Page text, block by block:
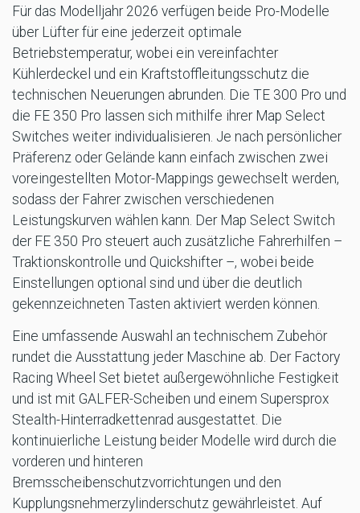
Für das Modelljahr 2026 verfügen beide Pro-Modelle
über Lüfter für eine jederzeit optimale
Betriebstemperatur, wobei ein vereinfachter
Kühlerdeckel und ein Kraftstoffleitungsschutz die
technischen Neuerungen abrunden. Die TE 300 Pro und
die FE 350 Pro lassen sich mithilfe ihrer Map Select
Switches weiter individualisieren. Je nach persönlicher
Präferenz oder Gelände kann einfach zwischen zwei
voreingestellten Motor-Mappings gewechselt werden,
sodass der Fahrer zwischen verschiedenen
Leistungskurven wählen kann. Der Map Select Switch
der FE 350 Pro steuert auch zusätzliche Fahrerhilfen –
Traktionskontrolle und Quickshifter –, wobei beide
Einstellungen optional sind und über die deutlich
gekennzeichneten Tasten aktiviert werden können.
Eine umfassende Auswahl an technischem Zubehör
rundet die Ausstattung jeder Maschine ab. Der Factory
Racing Wheel Set bietet außergewöhnliche Festigkeit
und ist mit GALFER-Scheiben und einem Supersprox
Stealth-Hinterradkettenrad ausgestattet. Die
kontinuierliche Leistung beider Modelle wird durch die
vorderen und hinteren
Bremsscheibenschutzvorrichtungen und den
Kupplungsnehmerzylinderschutz gewährleistet. Auf